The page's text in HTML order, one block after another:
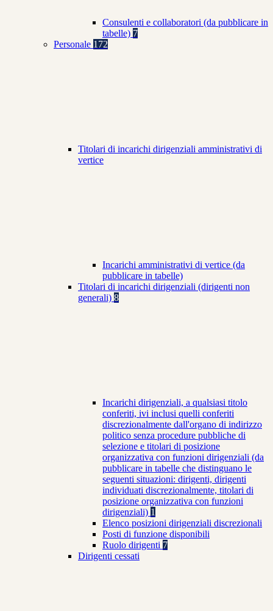
Consulenti e collaboratori (da pubblicare in
tabelle) 7
Personale 172
Titolari di incarichi dirigenziali amministrativi di
vertice
Incarichi amministrativi di vertice (da
pubblicare in tabelle)
Titolari di incarichi dirigenziali (dirigenti non
generali) 8
Incarichi dirigenziali, a qualsiasi titolo
conferiti, ivi inclusi quelli conferiti
discrezionalmente dall'organo di indirizzo
politico senza procedure pubbliche di
selezione e titolari di posizione
organizzativa con funzioni dirigenziali (da
pubblicare in tabelle che distinguano le
seguenti situazioni: dirigenti, dirigenti
individuati discrezionalmente, titolari di
posizione organizzativa con funzioni
dirigenziali) 1
Elenco posizioni dirigenziali discrezionali
Posti di funzione disponibili
Ruolo dirigenti 7
Dirigenti cessati